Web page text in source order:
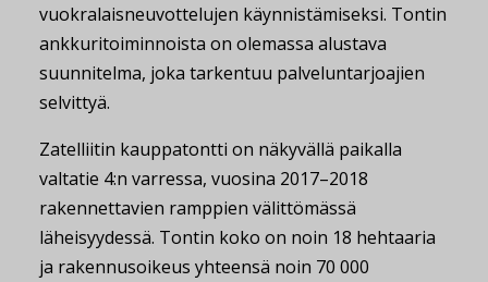
vuokralaisneuvottelujen käynnistämiseksi. Tontin
ankkuritoiminnoista on olemassa alustava
suunnitelma, joka tarkentuu palveluntarjoajien
selvittyä.
Zatelliitin kauppatontti on näkyvällä paikalla
valtatie 4:n varressa, vuosina 2017–2018
rakennettavien ramppien välittömässä
läheisyydessä. Tontin koko on noin 18 hehtaaria
ja rakennusoikeus yhteensä noin 70 000